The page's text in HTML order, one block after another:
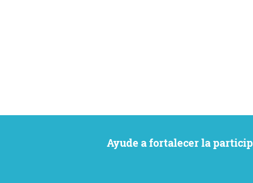
Ayude a fortalecer la